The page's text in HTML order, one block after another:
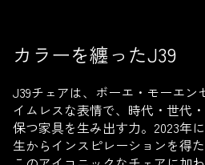
カラーを纏ったJ39
J39チェアは、ボーエ・モーエン
イムレスな表情で、時代・世代
保つ家具を生み出す力。2023年
生からインスピレーションを得